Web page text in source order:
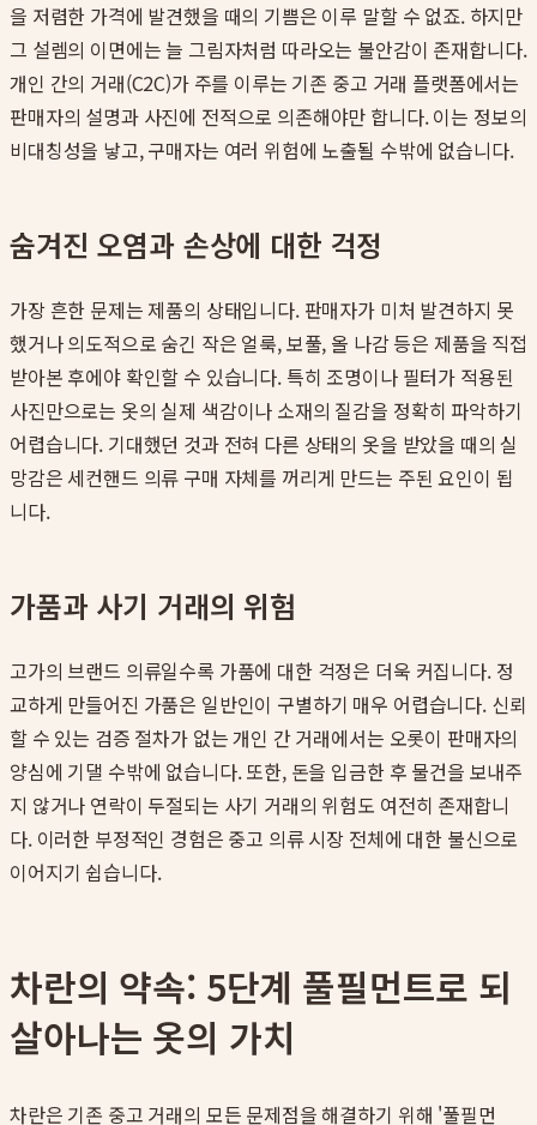
을 저렴한 가격에 발견했을 때의 기쁨은 이루 말할 수 없죠. 하지만
그 설렘의 이면에는 늘 그림자처럼 따라오는 불안감이 존재합니다.
개인 간의 거래(C2C)가 주를 이루는 기존 중고 거래 플랫폼에서는
판매자의 설명과 사진에 전적으로 의존해야만 합니다. 이는 정보의
비대칭성을 낳고, 구매자는 여러 위험에 노출될 수밖에 없습니다.
숨겨진 오염과 손상에 대한 걱정
가장 흔한 문제는 제품의 상태입니다. 판매자가 미처 발견하지 못
했거나 의도적으로 숨긴 작은 얼룩, 보풀, 올 나감 등은 제품을 직접
받아본 후에야 확인할 수 있습니다. 특히 조명이나 필터가 적용된
사진만으로는 옷의 실제 색감이나 소재의 질감을 정확히 파악하기
어렵습니다. 기대했던 것과 전혀 다른 상태의 옷을 받았을 때의 실
망감은 세컨핸드 의류 구매 자체를 꺼리게 만드는 주된 요인이 됩
니다.
가품과 사기 거래의 위험
고가의 브랜드 의류일수록 가품에 대한 걱정은 더욱 커집니다. 정
교하게 만들어진 가품은 일반인이 구별하기 매우 어렵습니다. 신뢰
할 수 있는 검증 절차가 없는 개인 간 거래에서는 오롯이 판매자의
양심에 기댈 수밖에 없습니다. 또한, 돈을 입금한 후 물건을 보내주
지 않거나 연락이 두절되는 사기 거래의 위험도 여전히 존재합니
다. 이러한 부정적인 경험은 중고 의류 시장 전체에 대한 불신으로
이어지기 쉽습니다.
차란의 약속: 5단계 풀필먼트로 되
살아나는 옷의 가치
차란은 기존 중고 거래의 모든 문제점을 해결하기 위해 '풀필먼